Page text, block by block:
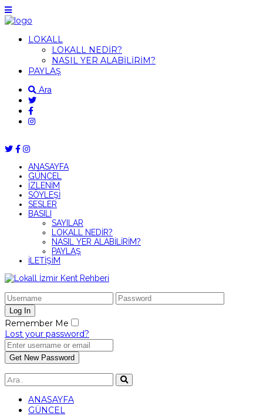
LOKALL
LOKALL NEDİR?
NASIL YER ALABİLİRİM?
PAYLAŞ
Ara
ANASAYFA
GÜNCEL
İZLENİM
SÖYLEŞİ
SESLER
BASILI
SAYILAR
LOKALL NEDİR?
NASIL YER ALABİLİRİM?
PAYLAŞ
İLETİŞİM
Remember Me
Lost your password?
ANASAYFA
GÜNCEL